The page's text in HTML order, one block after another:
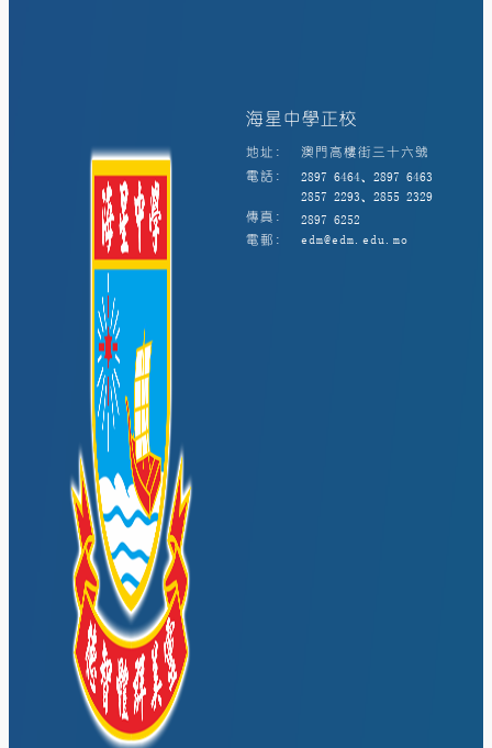
海星中學正校
地址:
澳門高樓街三十六號
電話:
2897 6464、2897 6463
2857 2293、2855 2329
傳真:
2897 6252
電郵:
edm@edm.edu.mo